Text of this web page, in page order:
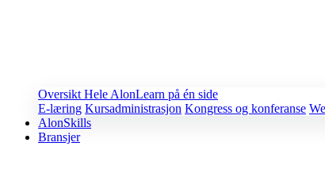
Oversikt Hele AlonLearn på én side
E-læring Kursadministrasjon Kongress og konferanse
AlonSkills
Bransjer